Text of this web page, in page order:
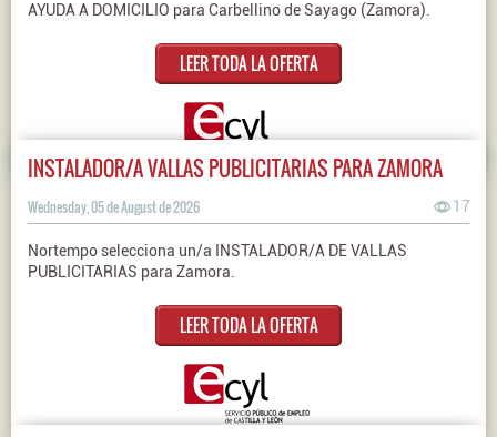
AYUDA A DOMICILIO para Carbellino de Sayago (Zamora).
LEER TODA LA OFERTA
INSTALADOR/A VALLAS PUBLICITARIAS PARA ZAMORA
Wednesday, 05 de August de 2026 17
Nortempo selecciona un/a INSTALADOR/A DE VALLAS
PUBLICITARIAS para Zamora.
LEER TODA LA OFERTA